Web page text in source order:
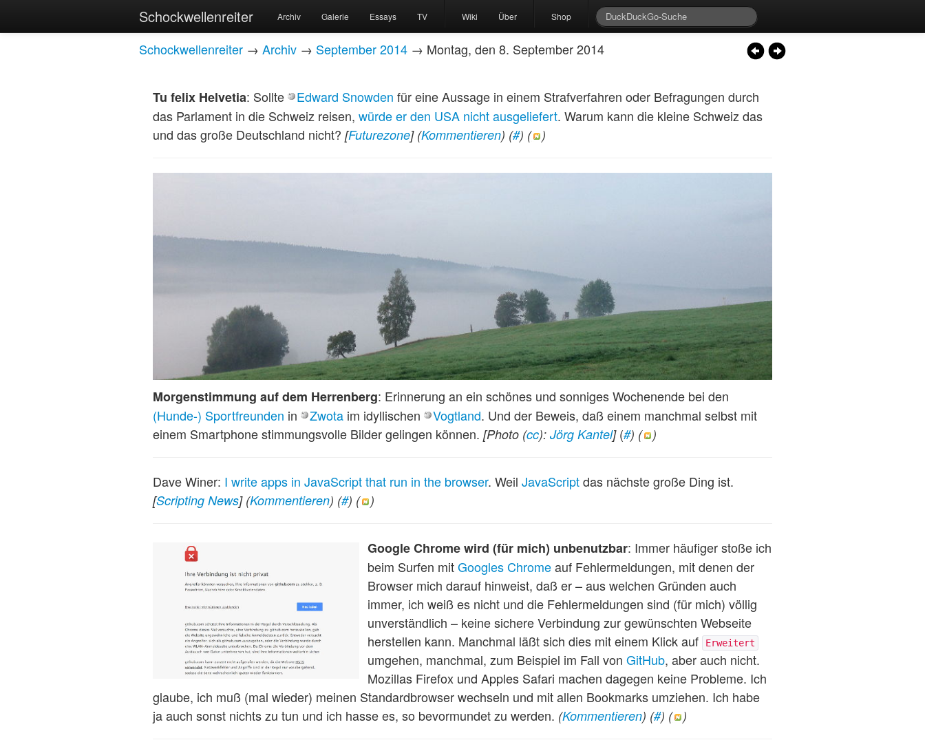
Schockwellenreiter Archiv Galerie Essays TV Wiki Über Shop
Schockwellenreiter → Archiv → September 2014 → Montag, den 8. September 2014
Tu felix Helvetia: Sollte Edward Snowden für eine Aussage in einem Strafverfahren oder Befragungen durch
das Parlament in die Schweiz reisen, würde er den USA nicht ausgeliefert. Warum kann die kleine Schweiz das
und das große Deutschland nicht? [Futurezone] (Kommentieren) (#) ( )
Morgenstimmung auf dem Herrenberg: Erinnerung an ein schönes und sonniges Wochenende bei den
(Hunde-) Sportfreunden in Zwota im idyllischen Vogtland. Und der Beweis, daß einem manchmal selbst mit
einem Smartphone stimmungsvolle Bilder gelingen können. [Photo (cc): Jörg Kantel](#) ( )
Dave Winer: I write apps in JavaScript that run in the browser. Weil JavaScriptdas nächste große Ding ist.
[Scripting News] (Kommentieren) (#) ( )
Google Chrome wird (für mich) unbenutzbar: Immer häufiger stoße ich
beim Surfen mitGoogles Chromeauf Fehlermeldungen, mit denen der
Browser mich darauf hinweist, daß er – aus welchen Gründen auch
immer, ich weiß es nicht und die Fehlermeldungen sind (für mich) völlig
unverständlich – keine sichere Verbindung zur gewünschten Webseite
herstellen kann. Manchmal läßt sich dies mit einem Klick auf
Erweitert
umgehen, manchmal, zum Beispiel im Fall von GitHub, aber auch nicht.
Mozillas Firefox und Apples Safari machen dagegen keine Probleme. Ich
glaube, ich muß (mal wieder) meinen Standardbrowser wechseln und mit allen Bookmarks umziehen. Ich habe
ja auch sonst nichts zu tun und ich hasse es, so bevormundet zu werden. (Kommentieren) (#) ( )